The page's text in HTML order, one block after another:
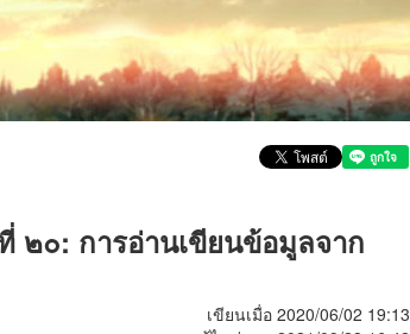
๒๐: การอ่านเขียนข้อมูลจาก
เขียนเมื่อ 2020/06/02 19:13